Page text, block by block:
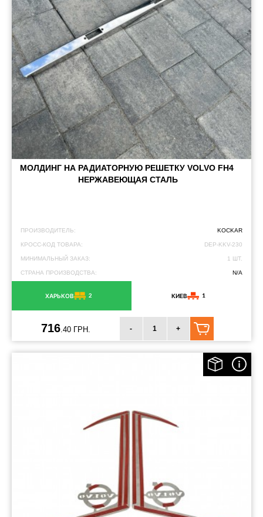
МОЛДИНГ НА РАДИАТОРНУЮ РЕШЕТКУ VOLVO FH4 ​​
НЕРЖАВЕЮЩАЯ СТАЛЬ
ПРОИЗВОДИТЕЛЬ: KOCKAR
КРОСС-КОД ТОВАРА: DEP-KKV-230
МИНИМАЛЬНЫЙ ЗАКАЗ: 1 ШТ.
СТРАНА ПРОИЗВОДСТВА: N/A
ХАРЬКОВ 2 КИЕВ 1
716.40 ГРН. - +